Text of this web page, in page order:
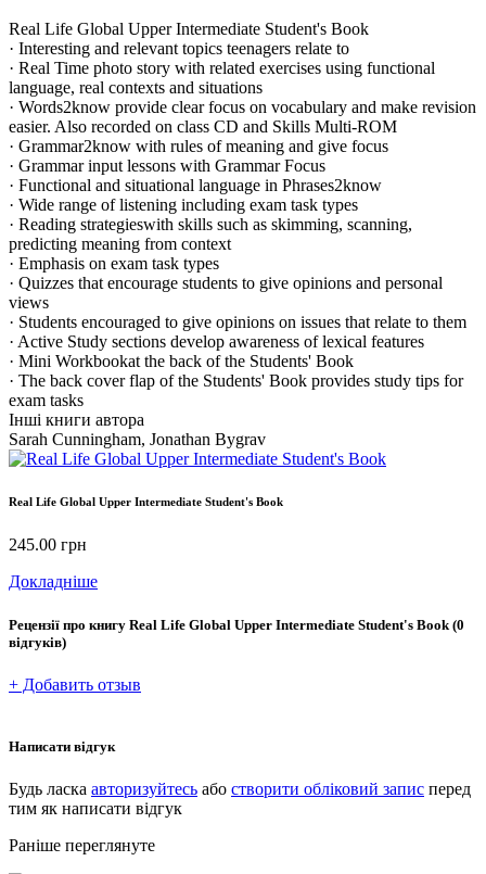
Real Life Global Upper Intermediate Student's Book
· Interesting and relevant topics teenagers relate to
· Real Time photo story with related exercises using functional
language, real contexts and situations
· Words2know provide clear focus on vocabulary and make revision
easier. Also recorded on class CD and Skills Multi-ROM
· Grammar2know with rules of meaning and give focus
· Grammar input lessons with Grammar Focus
· Functional and situational language in Phrases2know
· Wide range of listening including exam task types
· Reading strategieswith skills such as skimming, scanning,
predicting meaning from context
· Emphasis on exam task types
· Quizzes that encourage students to give opinions and personal
views
· Students encouraged to give opinions on issues that relate to them
· Active Study sections develop awareness of lexical features
· Mini Workbookat the back of the Students' Book
· The back cover flap of the Students' Book provides study tips for
exam tasks
Інші книги автора
Sarah Cunningham, Jonathan Bygrav
Real Life Global Upper Intermediate Student's Book
245.00 грн
Докладніше
Рецензії про книгу Real Life Global Upper Intermediate Student's Book (0
відгуків)
+ Добавить отзыв
Написати відгук
Будь ласка авторизуйтесь або створити обліковий запис перед
тим як написати відгук
Раніше переглянуте